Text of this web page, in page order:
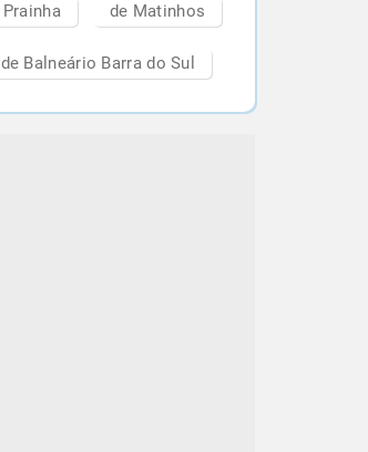
Prainha de Matinhos
de Balneário Barra do Sul